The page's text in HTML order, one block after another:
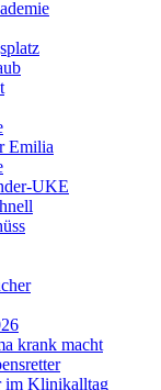
Emilia
UKE
krank macht
im Klinikalltag